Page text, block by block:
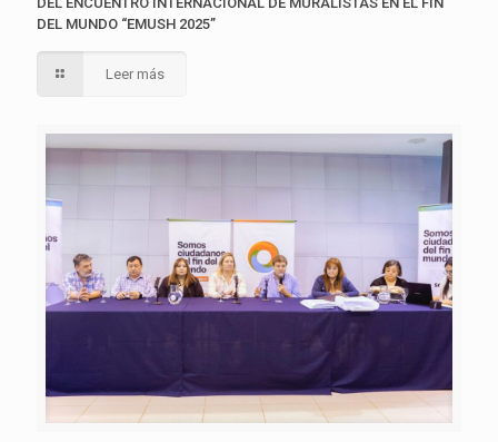
DEL MUNDO “EMUSH 2025”
Leer más